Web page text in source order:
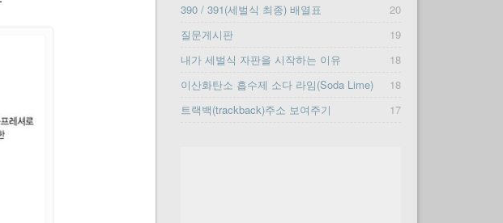
390 / 391(세벌식 최종) 배열표
20
질문게시판
19
내가 세벌식 자판을 시작하는 이유
18
이산화탄소 흡수제 소다 라임(Soda Lime)
18
트랙백(trackback)주소 보여주기
17